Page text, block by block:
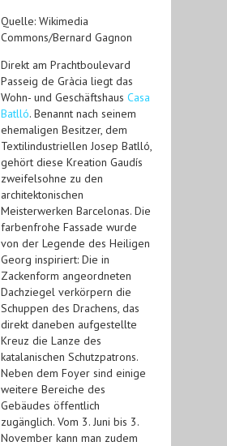
Quelle: Wikimedia
Commons/Bernard Gagnon
Direkt am Prachtboulevard
Passeig de Gràcia liegt das
Wohn- und Geschäftshaus Casa
Batlló. Benannt nach seinem
ehemaligen Besitzer, dem
Textilindustriellen Josep Batlló,
gehört diese Kreation Gaudís
zweifelsohne zu den
architektonischen
Meisterwerken Barcelonas. Die
farbenfrohe Fassade wurde
von der Legende des Heiligen
Georg inspiriert: Die in
Zackenform angeordneten
Dachziegel verkörpern die
Schuppen des Drachens, das
direkt daneben aufgestellte
Kreuz die Lanze des
katalanischen Schutzpatrons.
Neben dem Foyer sind einige
weitere Bereiche des
Gebäudes öffentlich
zugänglich. Vom 3. Juni bis 3.
November kann man zudem